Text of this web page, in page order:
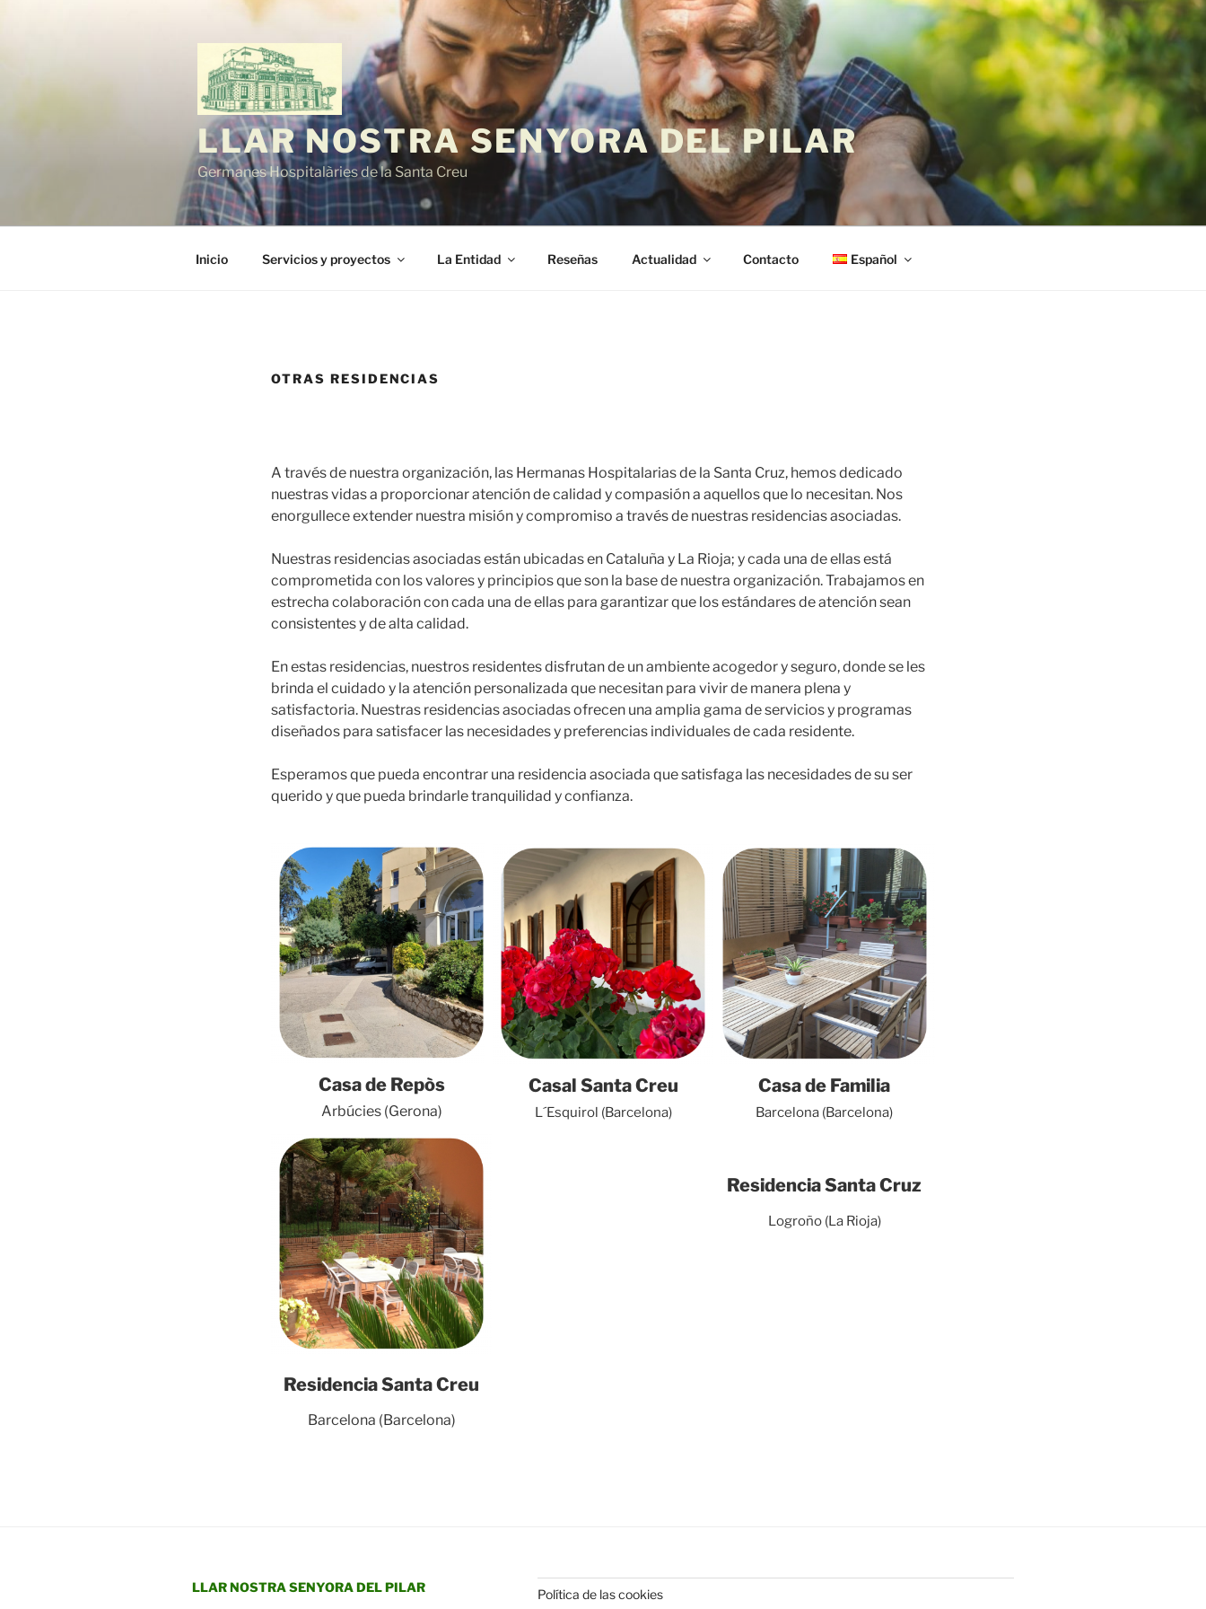
LLAR NOSTRA SENYORA DEL PILAR
Germanes Hospitalàries de la Santa Creu
Inicio Servicios y proyectos La Entidad Reseñas Actualidad Contacto Español
OTRAS RESIDENCIAS
A través de nuestra organización, las Hermanas Hospitalarias de la Santa Cruz, hemos dedicado
nuestras vidas a proporcionar atención de calidad y compasión a aquellos que lo necesitan. Nos
enorgullece extender nuestra misión y compromiso a través de nuestras residencias asociadas.
Nuestras residencias asociadas están ubicadas en Cataluña y La Rioja; y cada una de ellas está
comprometida con los valores y principios que son la base de nuestra organización. Trabajamos en
estrecha colaboración con cada una de ellas para garantizar que los estándares de atención sean
consistentes y de alta calidad.
En estas residencias, nuestros residentes disfrutan de un ambiente acogedor y seguro, donde se les
brinda el cuidado y la atención personalizada que necesitan para vivir de manera plena y
satisfactoria. Nuestras residencias asociadas ofrecen una amplia gama de servicios y programas
diseñados para satisfacer las necesidades y preferencias individuales de cada residente.
Esperamos que pueda encontrar una residencia asociada que satisfaga las necesidades de su ser
querido y que pueda brindarle tranquilidad y confianza.
Casa de Repòs
Arbúcies (Gerona)
Casal Santa Creu
L´Esquirol (Barcelona)
Casa de Familia
Barcelona (Barcelona)
Residencia Santa Creu
Barcelona (Barcelona)
Residencia Santa Cruz
Logroño (La Rioja)
LLAR NOSTRA SENYORA DEL PILAR Política de las cookies